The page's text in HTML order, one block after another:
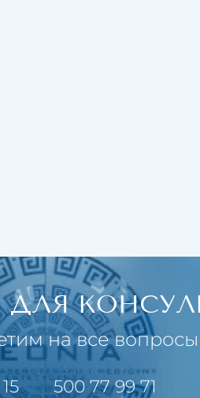
на все вопросы
500 77 99 71